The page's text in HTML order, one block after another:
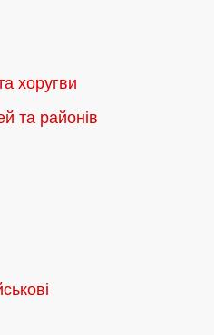
хоругви
та районів